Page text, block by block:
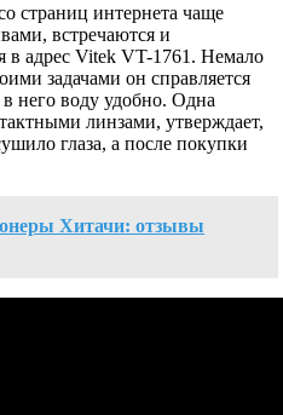
страниц интернета чаще
встречаются и
в адрес Vitek VT-1761. Немало
задачами он справляется
него воду удобно. Одна
линзами, утверждает,
глаза, а после покупки
Хитачи: отзывы